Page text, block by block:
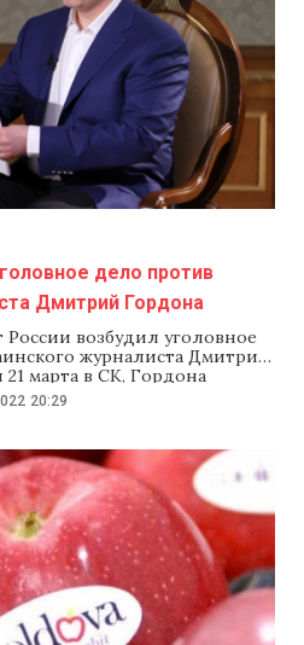
дело против
Дмитрий Гордона
возбудил уголовное
журналиста Дмитрия
марта в СК, Гордона
возбуждению
ложной информации.
призвал совершить
на Российскую Федерацию и
20:29